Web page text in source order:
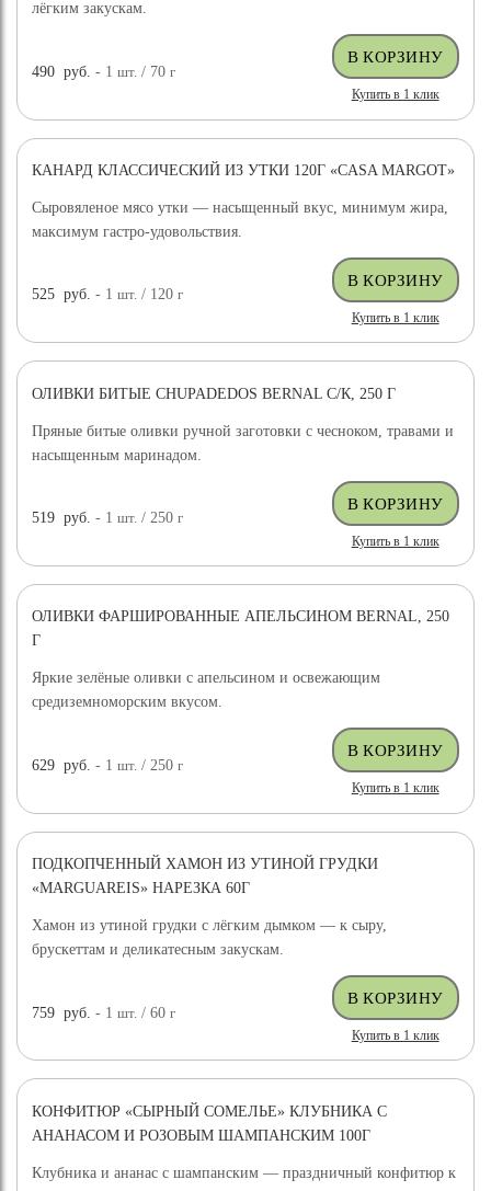
лёгким закускам.
490 руб. - 1шт. / 70г
Купить в 1 клик
КАНАРД КЛАССИЧЕСКИЙ ИЗ УТКИ 120Г «CASA MARGOT»
Сыровяленое мясо утки — насыщенный вкус, минимум жира,
максимум гастро-удовольствия.
525 руб. - 1шт. / 120г
Купить в 1 клик
ОЛИВКИ БИТЫЕ CHUPADEDOS BERNAL С/К, 250 Г
Пряные битые оливки ручной заготовки с чесноком, травами и
насыщенным маринадом.
519 руб. - 1шт. / 250г
Купить в 1 клик
ОЛИВКИ ФАРШИРОВАННЫЕ АПЕЛЬСИНОМ BERNAL, 250
Г
Яркие зелёные оливки с апельсином и освежающим
средиземноморским вкусом.
629 руб. - 1шт. / 250г
Купить в 1 клик
ПОДКОПЧЕННЫЙ ХАМОН ИЗ УТИНОЙ ГРУДКИ
«MARGUAREIS» НАРЕЗКА 60Г
Хамон из утиной грудки с лёгким дымком — к сыру,
брускеттам и деликатесным закускам.
759 руб. - 1шт. / 60г
Купить в 1 клик
КОНФИТЮР «СЫРНЫЙ СОМЕЛЬЕ» КЛУБНИКА С
АНАНАСОМ И РОЗОВЫМ ШАМПАНСКИМ 100Г
Клубника и ананас с шампанским — праздничный конфитюр к